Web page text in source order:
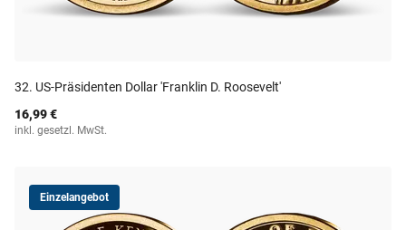
32. US-Präsidenten Dollar 'Franklin D. Roosevelt'
16,99 €
inkl. gesetzl. MwSt.
Einzelangebot